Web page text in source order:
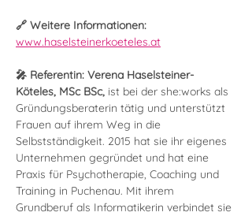
🔗 Weitere Informationen:
www.haselsteinerkoeteles.at
🎤 Referentin: Verena Haselsteiner-
Köteles, MSc BSc, ist bei der she:works als
Gründungsberaterin tätig und unterstützt
Frauen auf ihrem Weg in die
Selbstständigkeit. 2015 hat sie ihr eigenes
Unternehmen gegründet und hat eine
Praxis für Psychotherapie, Coaching und
Training in Puchenau. Mit ihrem
Grundberuf als Informatikerin verbindet sie